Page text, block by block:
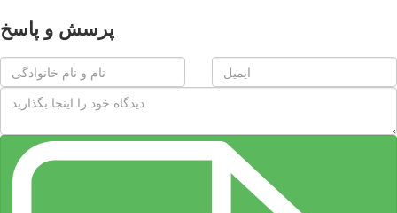
پرسش و پاسخ